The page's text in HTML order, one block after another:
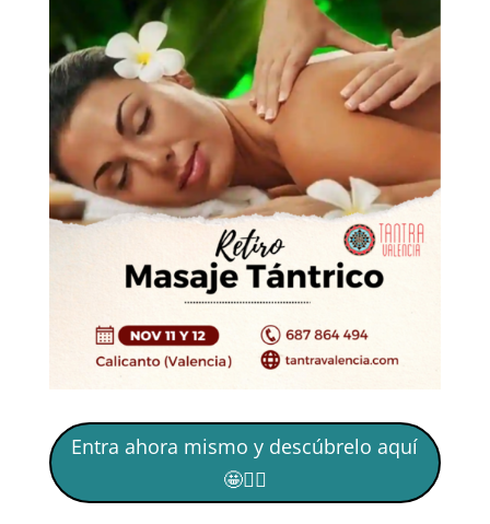
Entra ahora mismo y descúbrelo aquí
🤩🙋‍♀️